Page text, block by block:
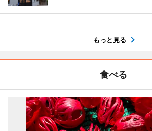
もっと見る
食べる